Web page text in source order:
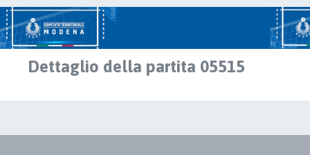
Dettaglio della partita 05515